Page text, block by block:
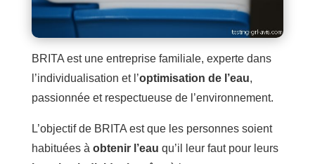
BRITA est une entreprise familiale, experte dans
l’individualisation et l’optimisation de l’eau,
passionnée et respectueuse de l’environnement.
L’objectif de BRITA est que les personnes soient
habituées à obtenir l’eau qu’il leur faut pour leurs